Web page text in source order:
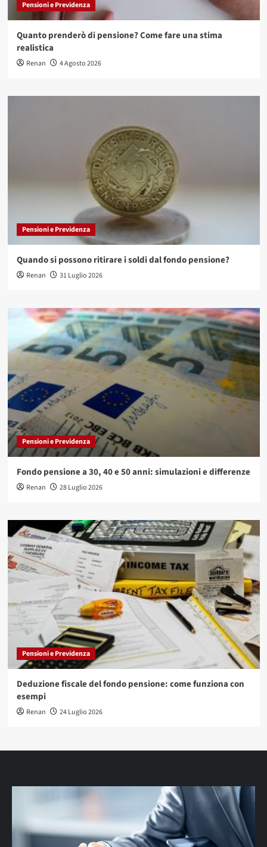
Pensioni e Previdenza
Quanto prenderò di pensione? Come fare una stima
realistica
Renan 4 Agosto 2026
Pensioni e Previdenza
Quando si possono ritirare i soldi dal fondo pensione?
Renan 31 Luglio 2026
Pensioni e Previdenza
Fondo pensione a 30, 40 e 50 anni: simulazioni e differenze
Renan 28 Luglio 2026
Pensioni e Previdenza
Deduzione fiscale del fondo pensione: come funziona con
esempi
Renan 24 Luglio 2026